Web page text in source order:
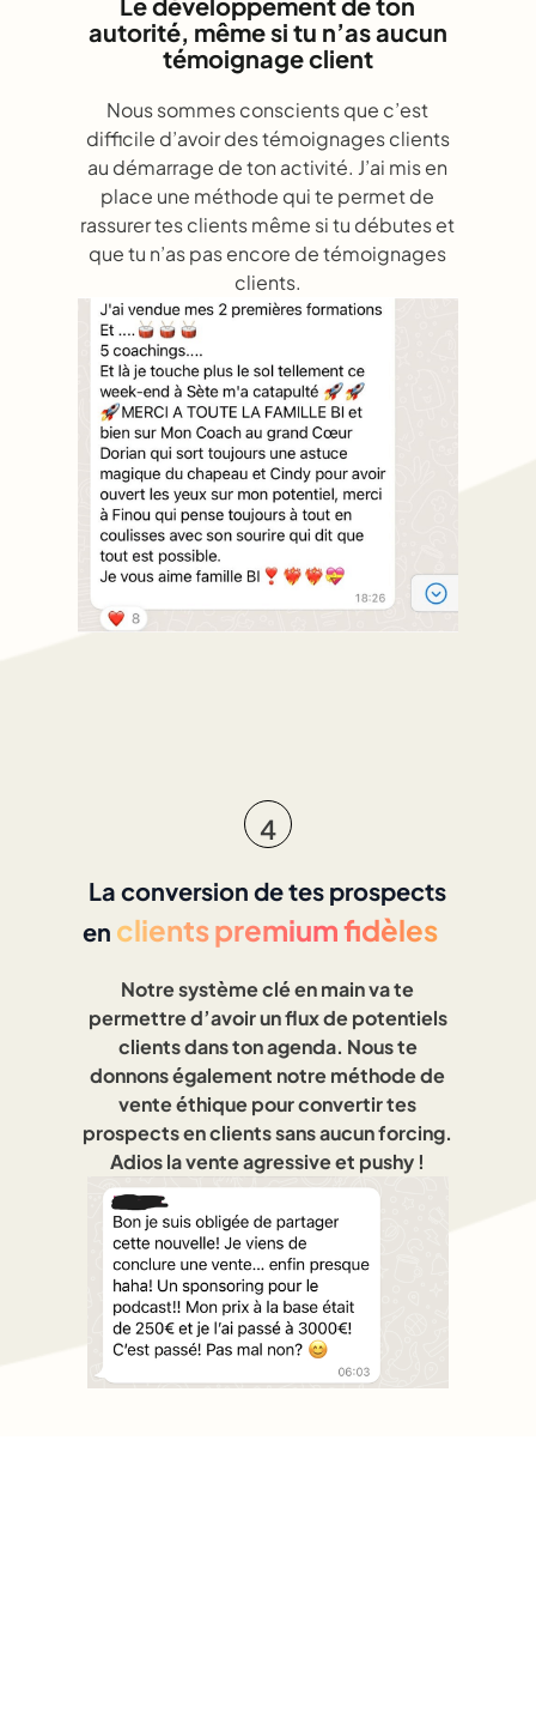
autorité, même si tu n’as aucun
témoignage client
Nous sommes conscients que c’est
difficile d’avoir des témoignages clients
au démarrage de ton activité. J’ai mis en
place une méthode qui te permet de
rassurer tes clients même si tu débutes et
que tu n’as pas encore de témoignages
clients.
4
La conversion de tes prospects
en clients premium fidèles
Notre système clé en main va te
permettre d’avoir un flux de potentiels
clients dans ton agenda. Nous te
donnons également notre méthode de
vente éthique pour convertir tes
prospects en clients sans aucun forcing.
Adios la vente agressive et pushy !